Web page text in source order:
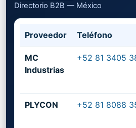
Directorio B2B — México
Proveedor Teléfono
MC
Industrias
+52 81 3405
PLYCON +52 81 8088